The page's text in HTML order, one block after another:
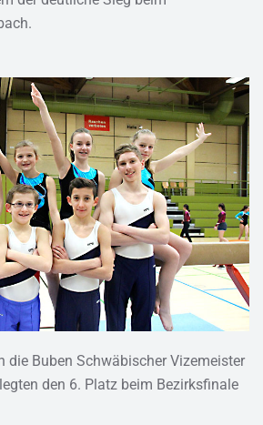
die Buben Schwäbischer Vizemeister
den 6. Platz beim Bezirksfinale